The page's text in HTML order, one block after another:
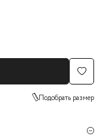
Подобрать размер